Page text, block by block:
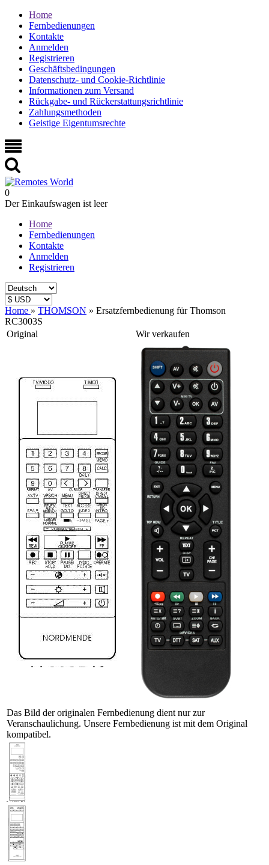
Home
Fernbedienungen
Kontakte
Anmelden
Registrieren
Geschäftsbedingungen
Datenschutz- und Cookie-Richtlinie
Informationen zum Versand
Rückgabe- und Rückerstattungsrichtlinie
Zahlungsmethoden
Geistige Eigentumsrechte
0
Der Einkaufswagen ist leer
Home
Fernbedienungen
Kontakte
Anmelden
Registrieren
Home » THOMSON » Ersatzfernbedienung für Thomson
RC3003S
Original
Wir verkaufen
Das Bild der originalen Fernbedienung dient nur zur
Veranschaulichung. Unsere Fernbedienung ist mit dem Original
kompatibel.